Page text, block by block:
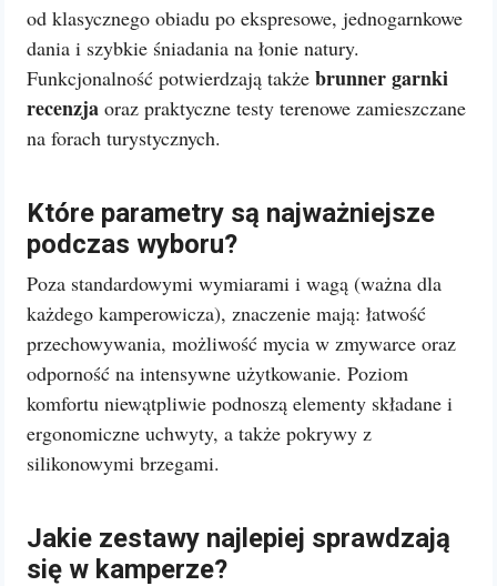
od klasycznego obiadu po ekspresowe, jednogarnkowe
dania i szybkie śniadania na łonie natury.
Funkcjonalność potwierdzają także brunner garnki
recenzja oraz praktyczne testy terenowe zamieszczane
na forach turystycznych.
Które parametry są najważniejsze
podczas wyboru?
Poza standardowymi wymiarami i wagą (ważna dla
każdego kamperowicza), znaczenie mają: łatwość
przechowywania, możliwość mycia w zmywarce oraz
odporność na intensywne użytkowanie. Poziom
komfortu niewątpliwie podnoszą elementy składane i
ergonomiczne uchwyty, a także pokrywy z
silikonowymi brzegami.
Jakie zestawy najlepiej sprawdzają
się w kamperze?